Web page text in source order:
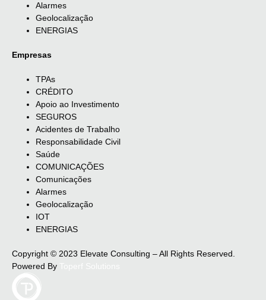
Alarmes
Geolocalização
ENERGIAS
Empresas
TPAs
CRÉDITO
Apoio ao Investimento
SEGUROS
Acidentes de Trabalho
Responsabilidade Civil
Saúde
COMUNICAÇÕES
Comunicações
Alarmes
Geolocalização
IOT
ENERGIAS
Copyright © 2023 Elevate Consulting – All Rights Reserved.
Powered By